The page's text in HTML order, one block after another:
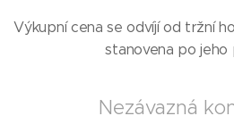
Výkupní cena se odvíjí od tržní
stanovena po jeho
Nezávazná